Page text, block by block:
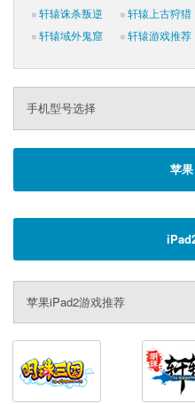
轩辕诛杀叛逆
轩辕上古狩猎
轩辕域外鬼窟
轩辕游戏推荐
手机型号选择
苹果
苹果iPad2游戏推荐